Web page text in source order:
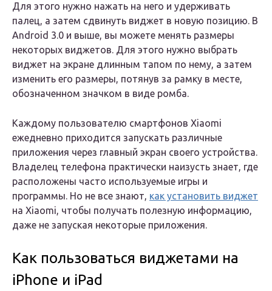
Для этого нужно нажать на него и удерживать
палец, а затем сдвинуть виджет в новую позицию. В
Android 3.0 и выше, вы можете менять размеры
некоторых виджетов. Для этого нужно выбрать
виджет на экране длинным тапом по нему, а затем
изменить его размеры, потянув за рамку в месте,
обозначенном значком в виде ромба.
Каждому пользователю смартфонов Xiaomi
ежедневно приходится запускать различные
приложения через главный экран своего устройства.
Владелец телефона практически наизусть знает, где
расположены часто используемые игры и
программы. Но не все знают, как установить виджет
на Xiaomi, чтобы получать полезную информацию,
даже не запуская некоторые приложения.
Как пользоваться виджетами на
iPhone и iPad